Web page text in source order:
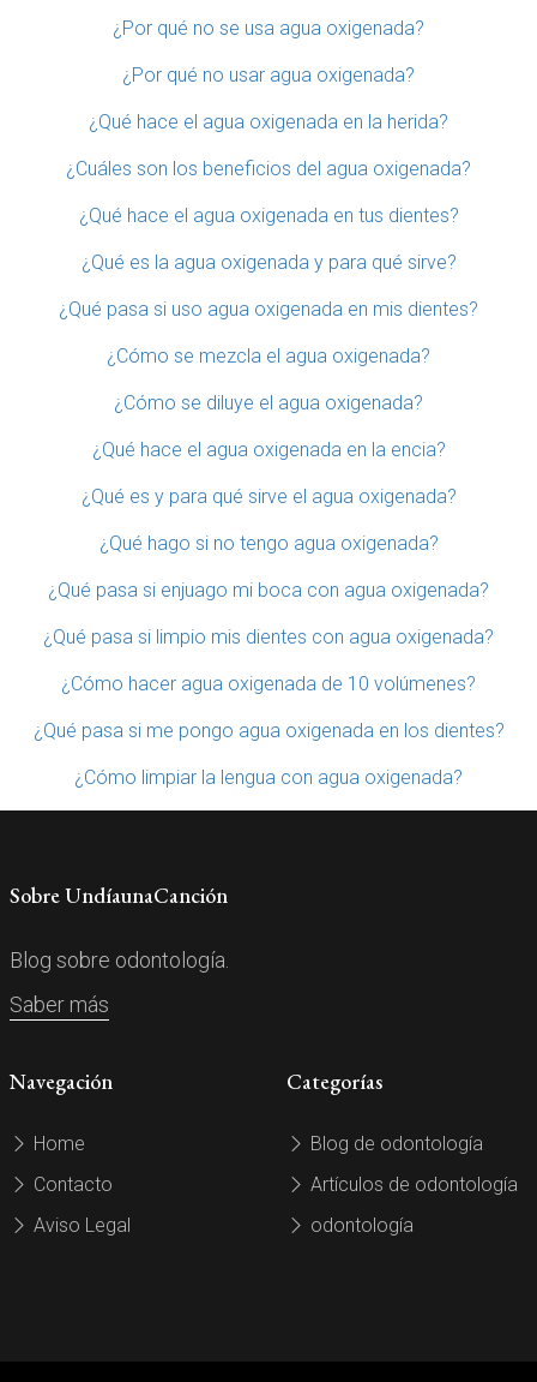
¿Por qué no se usa agua oxigenada?
¿Por qué no usar agua oxigenada?
¿Qué hace el agua oxigenada en la herida?
¿Cuáles son los beneficios del agua oxigenada?
¿Qué hace el agua oxigenada en tus dientes?
¿Qué es la agua oxigenada y para qué sirve?
¿Qué pasa si uso agua oxigenada en mis dientes?
¿Cómo se mezcla el agua oxigenada?
¿Cómo se diluye el agua oxigenada?
¿Qué hace el agua oxigenada en la encia?
¿Qué es y para qué sirve el agua oxigenada?
¿Qué hago si no tengo agua oxigenada?
¿Qué pasa si enjuago mi boca con agua oxigenada?
¿Qué pasa si limpio mis dientes con agua oxigenada?
¿Cómo hacer agua oxigenada de 10 volúmenes?
¿Qué pasa si me pongo agua oxigenada en los dientes?
¿Cómo limpiar la lengua con agua oxigenada?
Sobre UndíaunaCanción
Blog sobre odontología.
Saber más
Navegación
Home
Contacto
Aviso Legal
Categorías
Blog de odontología
Artículos de odontología
odontología